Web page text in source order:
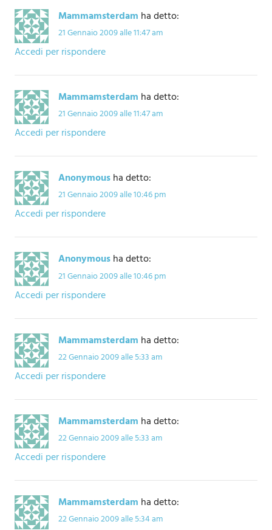
Mammamsterdam ha detto:
21 Gennaio 2009 alle 11:47 am
Accedi per rispondere
Mammamsterdam ha detto:
21 Gennaio 2009 alle 11:47 am
Accedi per rispondere
Anonymousha detto:
21 Gennaio 2009 alle 10:46 pm
Accedi per rispondere
Anonymousha detto:
21 Gennaio 2009 alle 10:46 pm
Accedi per rispondere
Mammamsterdam ha detto:
22 Gennaio 2009 alle 5:33 am
Accedi per rispondere
Mammamsterdam ha detto:
22 Gennaio 2009 alle 5:33 am
Accedi per rispondere
Mammamsterdam ha detto:
22 Gennaio 2009 alle 5:34 am